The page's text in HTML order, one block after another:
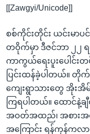
ရန်
သို့
ကျော်
ရန်
[[Zawgyi/Unicode]]
စစ်ကိုင်းတိုင်း ယင်းမာပ
တဝိုက်မှာ ဒီဇင်ဘာ ၂၂
ကာကွယ်ရေးပူးပေါင်း
ပြင်းထန်ခဲ့ပါတယ်။ တိုက်
ကျေးရွာသားတွေ အိုး
ကြရပါတယ်။ ထောင်နဲ့
အဝတ်အထည်၊ အစားအ
အကြောင်း ရန်ကုန်က